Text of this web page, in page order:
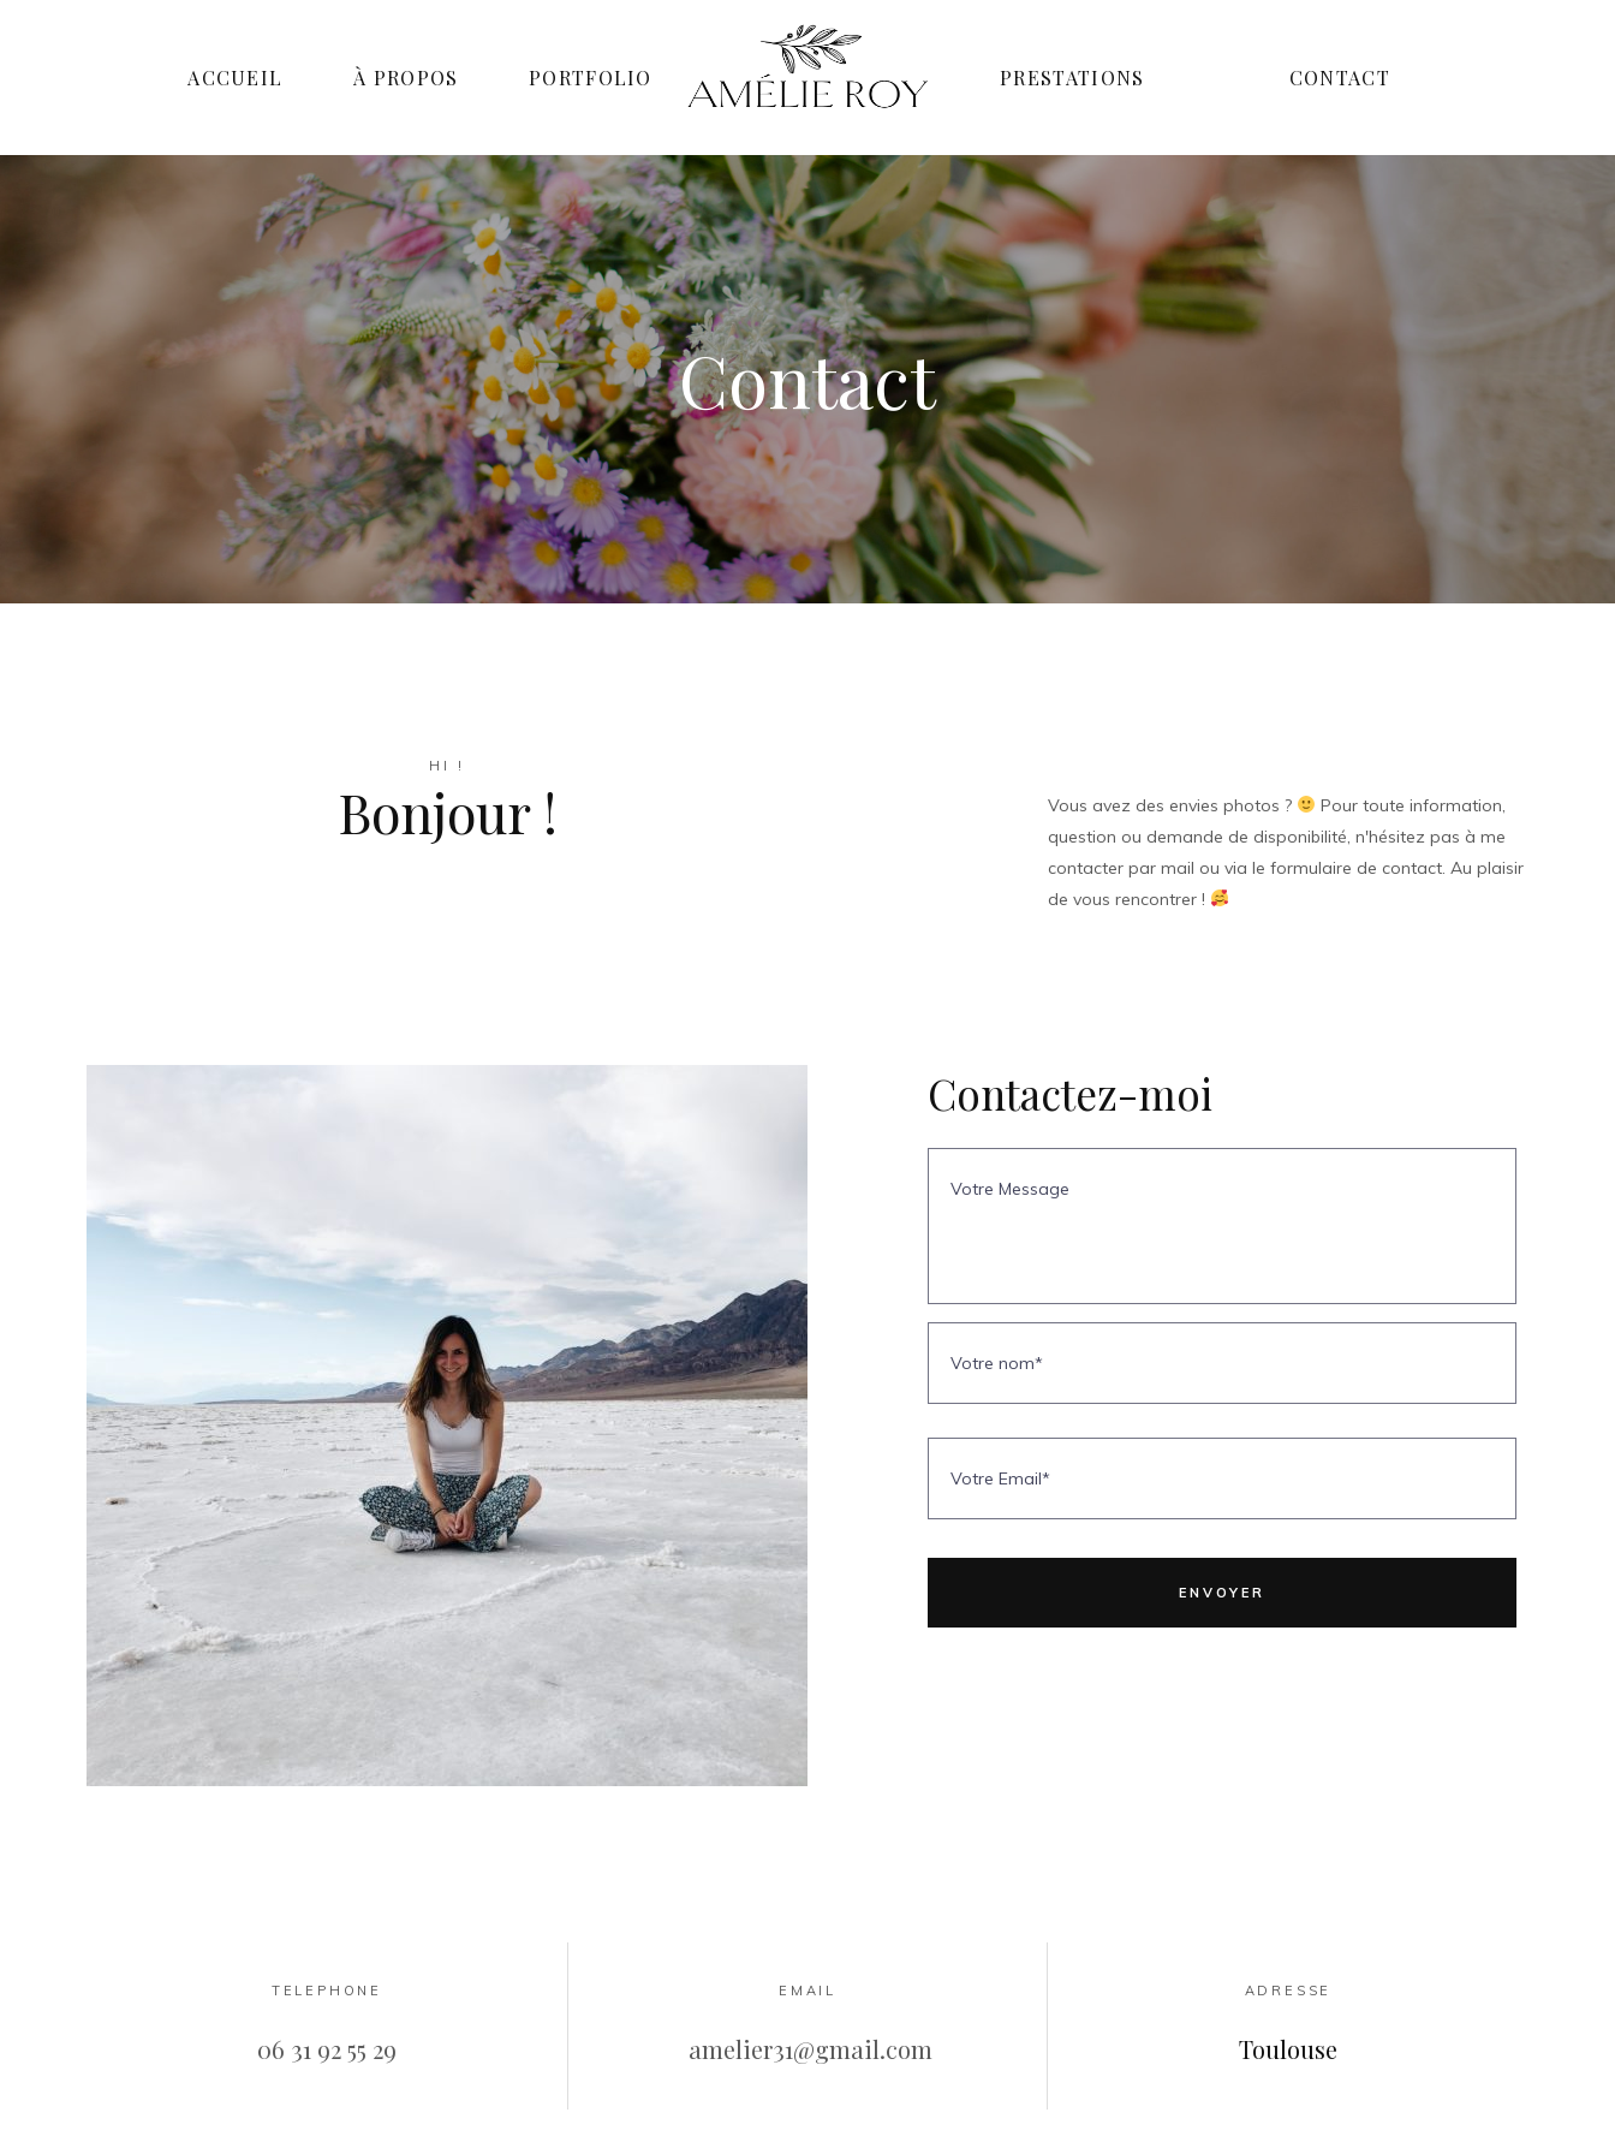
ACCUEIL À PROPOS PORTFOLIO PRESTATIONS CONTACT
Contact
HI !
Bonjour ! Vous avez des envies photos ?
Pour toute information,
question ou demande de disponibilité, n'hésitez pas à me
contacter par mail ou via le formulaire de contact. Au plaisir
de vous rencontrer !
Contactez-moi
TELEPHONE
06 31 92 55 29
EMAIL
amelier31@gmail.com
ADRESSE
Toulouse